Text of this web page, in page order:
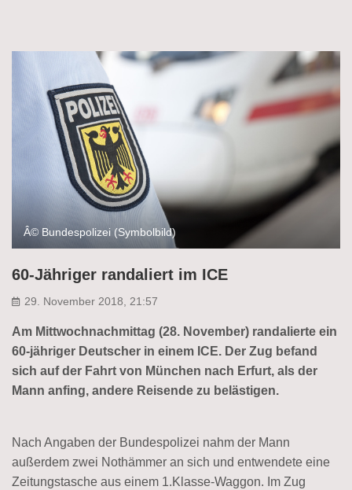
Â© Bundespolizei (Symbolbild)
60-Jähriger randaliert im ICE
29. November 2018, 21:57
Am Mittwochnachmittag (28. November) randalierte ein
60-jähriger Deutscher in einem ICE. Der Zug befand
sich auf der Fahrt von München nach Erfurt, als der
Mann anfing, andere Reisende zu belästigen.
Nach Angaben der Bundespolizei nahm der Mann
außerdem zwei Nothämmer an sich und entwendete eine
Zeitungstasche aus einem 1.Klasse-Waggon. Im Zug